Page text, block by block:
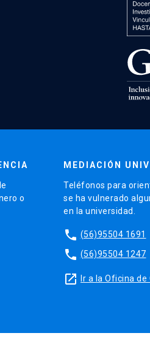
o
MEDIACIÓN
Teléfonos para
se ha vulnerado
en la universidad.
phone (56)95504 1691
phone (56)95504 1247
launch Ir a la Oficina de